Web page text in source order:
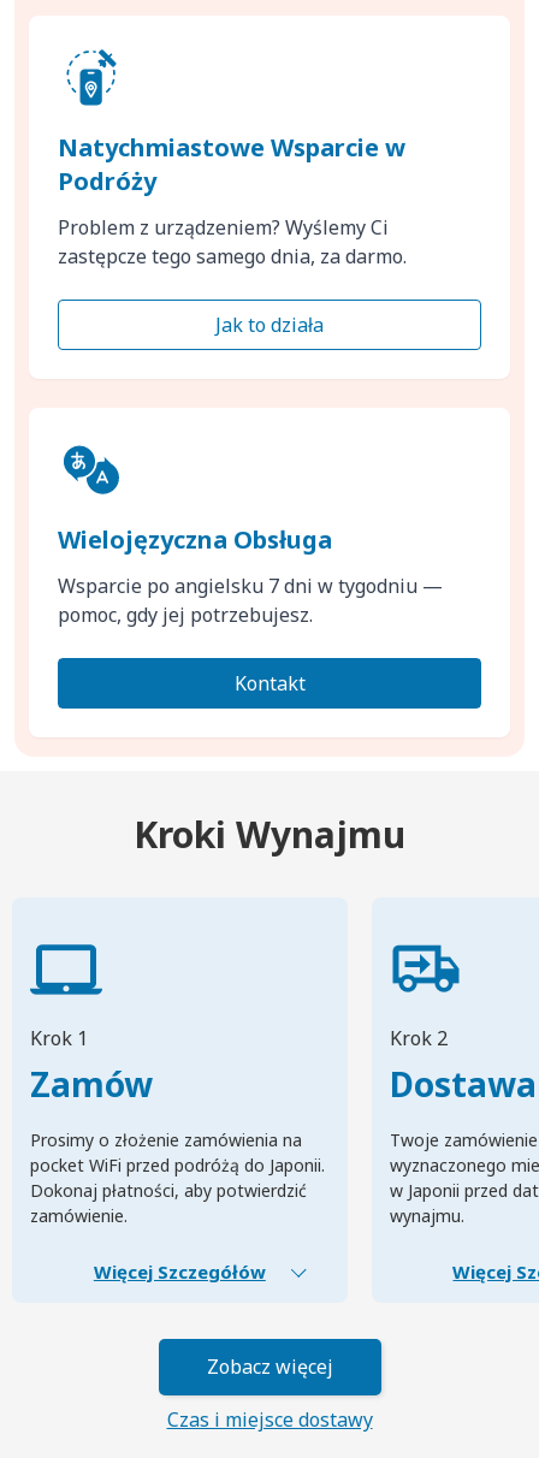
Natychmiastowe Wsparcie w
Podróży
Problem z urządzeniem? Wyślemy Ci
zastępcze tego samego dnia, za darmo.
Jak to działa
Wielojęzyczna Obsługa
Wsparcie po angielsku 7 dni w tygodniu —
pomoc, gdy jej potrzebujesz.
Kontakt
Kroki Wynajmu
Krok 1
Zamów
Prosimy o złożenie zamówienia na
pocket WiFi przed podróżą do Japonii.
Dokonaj płatności, aby potwierdzić
zamówienie.
Więcej Szczegółów
Krok 2
Dostawa
Twoje
wyznaczonego
w Japonii przed
wynajmu.
Więcej
Zobacz więcej
Czas i miejsce dostawy